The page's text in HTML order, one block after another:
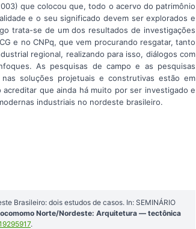
que colocou que, todo o acervo do patrimônio
e o seu significado devem ser explorados e
trata-se de um dos resultados de investigações
e no CNPq, que vem procurando resgatar, tanto
regional, realizando para isso, diálogos com
As pesquisas de campo e as pesquisas
soluções projetuais e construtivas estão em
que ainda há muito por ser investigado e
industriais no nordeste brasileiro.
Brasileiro: dois estudos de casos. In: SEMINÁRIO
Norte/Nordeste: Arquitetura — tectônica
.